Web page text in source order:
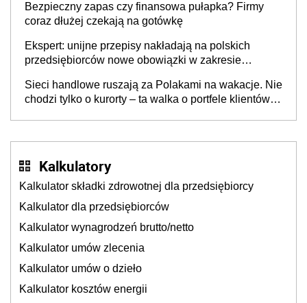
Bezpieczny zapas czy finansowa pułapka? Firmy
coraz dłużej czekają na gotówkę
Ekspert: unijne przepisy nakładają na polskich
przedsiębiorców nowe obowiązki w zakresie
Sieci handlowe ruszają za Polakami na wakacje. Nie
chodzi tylko o kurorty – ta walka o portfele klientów
Kalkulatory
Kalkulator składki zdrowotnej dla przedsiębiorcy
Kalkulator dla przedsiębiorców
Kalkulator wynagrodzeń brutto/netto
Kalkulator umów zlecenia
Kalkulator umów o dzieło
Kalkulator kosztów energii